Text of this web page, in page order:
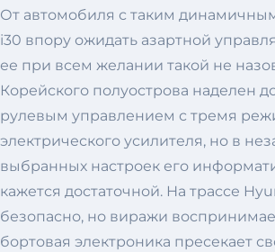
От автомобиля с таким
i30 впору ожидать азартной
ее при всем желании такой не
Корейского полуострова наделен
рулевым управлением с тремя
электрического усилителя, но в
выбранных настроек его
кажется достаточной. На трассе
безопасно, но виражи
бортовая электроника пресекает